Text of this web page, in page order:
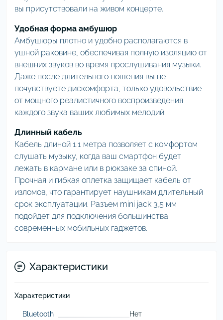
вы присутствовали на живом концерте.
Удобная форма амбушюр
Амбушюры плотно и удобно располагаются в
ушной раковине, обеспечивая полную изоляцию от
внешних звуков во время прослушивания музыки.
Даже после длительного ношения вы не
почувствуете дискомфорта, только удовольствие
от мощного реалистичного воспроизведения
каждого звука ваших любимых мелодий.
Длинный кабель
Кабель длиной 1.1 метра позволяет с комфортом
слушать музыку, когда ваш смартфон будет
лежать в кармане или в рюкзаке за спиной.
Прочная и гибкая оплетка защищает кабель от
изломов, что гарантирует наушникам длительный
срок эксплуатации. Разъем mini jack 3,5 мм
подойдет для подключения большинства
современных мобильных гаджетов.
Характеристики
Характеристики
Bluetooth Нет